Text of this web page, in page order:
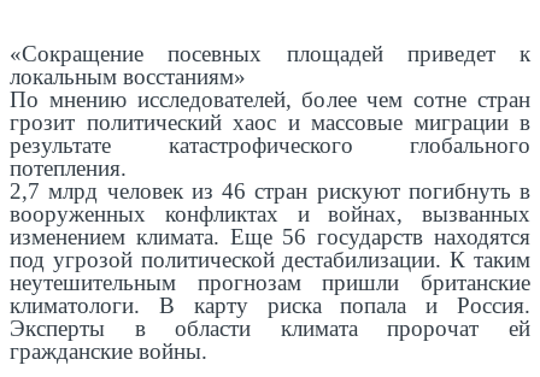
«Сокращение посевных площадей приведет к
локальным восстаниям»
По мнению исследователей, более чем сотне стран
грозит политический хаос и массовые миграции в
результате катастрофического глобального
потепления.
2,7 млрд человек из 46 стран рискуют погибнуть в
вооруженных конфликтах и войнах, вызванных
изменением климата. Еще 56 государств находятся
под угрозой политической дестабилизации. К таким
неутешительным прогнозам пришли британские
климатологи. В карту риска попала и Россия.
Эксперты в области климата пророчат ей
гражданские войны.